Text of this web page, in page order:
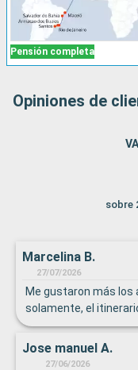
Pensión completa
Opiniones de
sobre
Marcelina B.
27/07/2026
Me gustaron más los
solamente, el
Jose manuel A.
27/06/2026